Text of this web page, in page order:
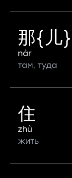
那{儿}
nàr
там, туда
住
zhù
жить